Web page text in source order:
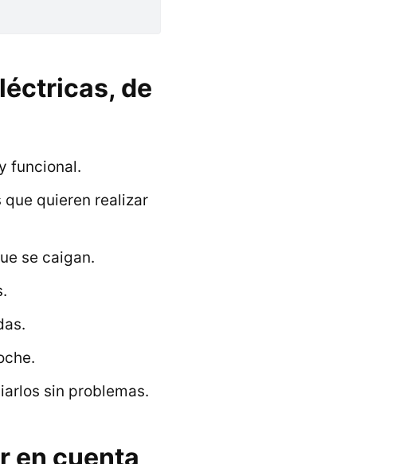
de
funcional.
que quieren realizar
se caigan.
sin problemas.
en cuenta